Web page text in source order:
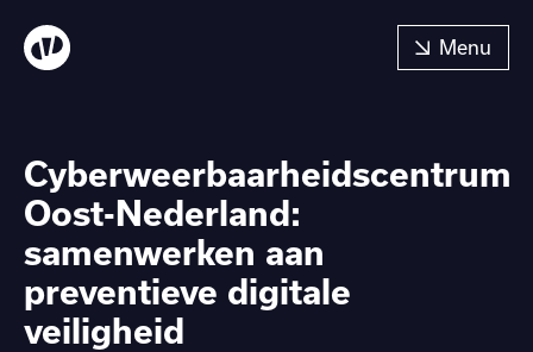
Cyberweerbaarheidscentrum
Oost-Nederland:
samenwerken aan
preventieve digitale
veiligheid